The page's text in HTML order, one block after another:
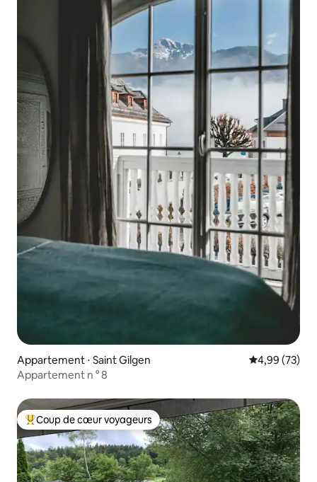
Appartement ⋅ Saint Gilgen Évaluation
4,99 (73)
Appartement n ° 8
Coups de cœur voyageurs les plus appréciés
Coup de cœur voyageurs